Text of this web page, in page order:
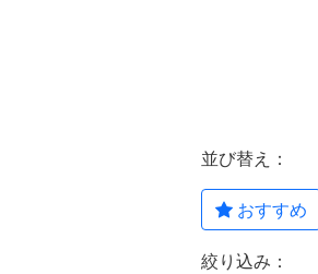
並び替え：
おすすめ
絞り込み：